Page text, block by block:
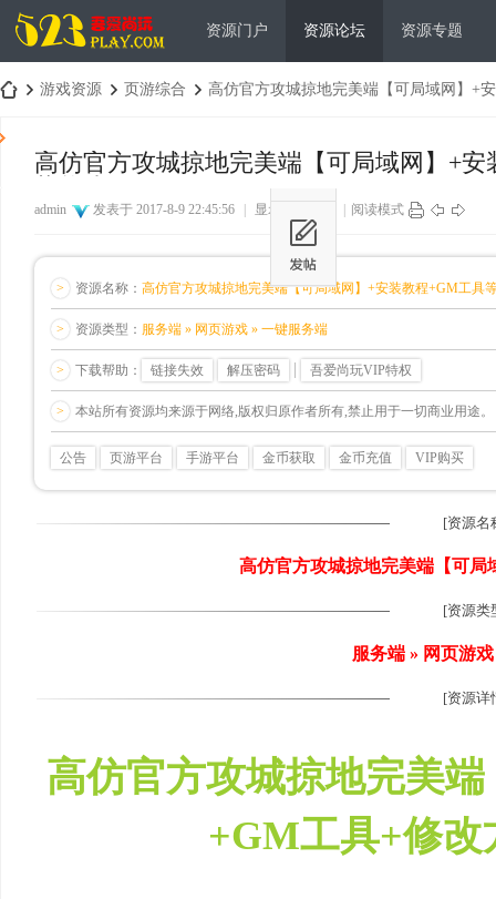
资源门户 资源论坛 资源专题
游戏资源 页游综合 高仿官方攻城掠地完美端【可局域网】+
高仿官方攻城掠地完美端【可局域网】+
admin 发表于 2017-8-9 22:45:56 显示全部楼层 阅读模式
> 资源名称： 高仿官方攻城掠地完美端【可局域网】+安装教程+GM工具
> 资源类型： 服务端 » 网页游戏 » 一键服务端
> 下载帮助： 链接失效 解压密码 吾爱尚玩VIP特权
> 本站所有资源均来源于网络,版权归原作者所有,禁止用于一切商业用途。
公告 页游平台 手游平台 金币获取 金币充值 VIP购买
[资源名
高仿官方攻城掠地完美端【可局
[资源类
服务端 » 网页游
[资源详
高仿官方攻城掠地完美
+GM工具+修改